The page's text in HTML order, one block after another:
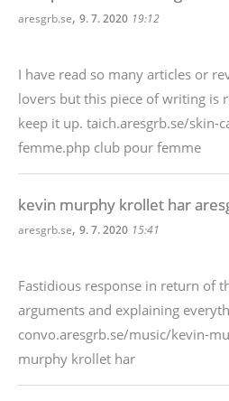
aresgrb.se, 9. 7. 2020 19:12
I have read so many articles or
lovers but this piece of writing is
keep it up. taich.aresgrb.se/skin-
femme.php club pour femme
kevin murphy krollet har
aresgrb.se, 9. 7. 2020 15:41
Fastidious response in return of
arguments and explaining
convo.aresgrb.se/music/kevin-
murphy krollet har